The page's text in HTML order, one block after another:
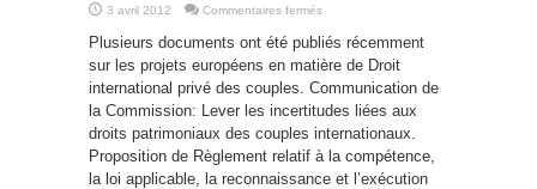
3 avril 2012 Commentaires fermés
conjugale
dans
L’Union
Européenne
Plusieurs documents ont été publiés récemment
sur les projets européens en matière de Droit
international privé des couples. Communication de
la Commission: Lever les incertitudes liées aux
droits patrimoniaux des couples internationaux.
Proposition de Règlement relatif à la compétence,
la loi applicable, la reconnaissance et l’exécution